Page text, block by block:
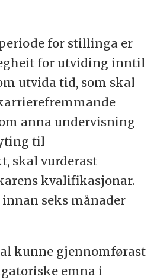
for stillinga er
for utviding inntil
utvida tid, som skal
anna undervisning
til
skal vurderast
kvalifikasjonar.
seks månader
kunne gjennomførast
emna i